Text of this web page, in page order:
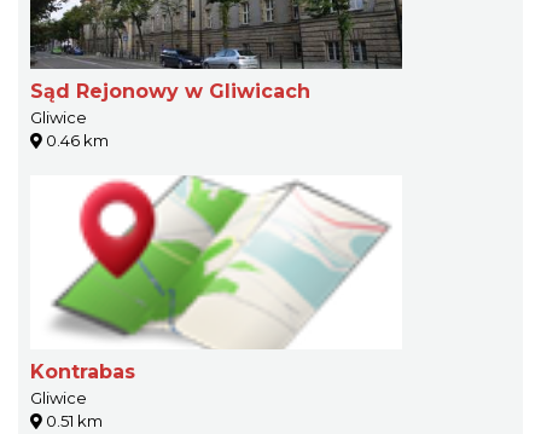
Sąd Rejonowy w Gliwicach
Gliwice
0.46 km
Kontrabas
Gliwice
0.51 km